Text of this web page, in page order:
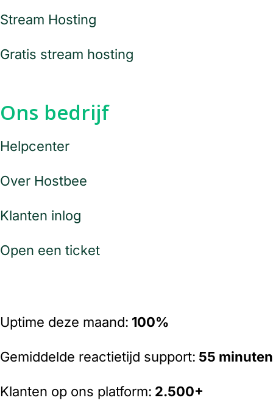
Stream Hosting
Gratis stream hosting
Ons bedrijf
Helpcenter
Over Hostbee
Klanten inlog
Open een ticket
Uptime deze maand: 100%
Gemiddelde reactietijd support: 55 minuten
Klanten op ons platform: 2.500+